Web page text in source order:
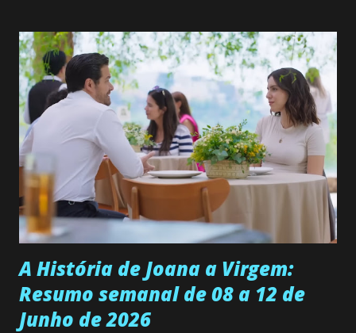
permanecer virgem até encontrar o homem que realmente
ama, o que não é fácil, já que dedica todas as suas energias a
se aprimorar, trabalhando, estudando e se orgulhando de
ser a primeira mulher da família a ingressar na
universidade. Ela tem uma personalidade muito alegre, é
muito madura para a idade, determinada, criativa e
empática. Detesta injustiças e é uma ótima amiga. Pode ser
teimosa e muito persistente quando decide fazer algo.
Durante um exame ginecológico, ela é inseminada por eng...
A História de Joana a Virgem:
Resumo semanal de 08 a 12 de
Junho de 2026